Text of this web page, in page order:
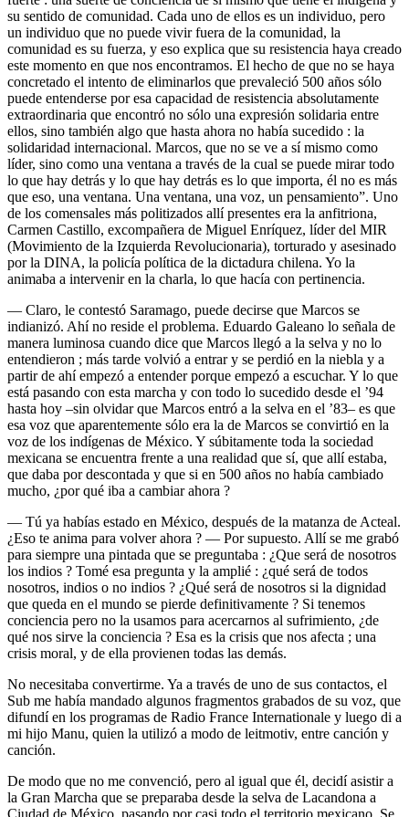
su sentido de comunidad. Cada uno de ellos es un individuo, pero
un individuo que no puede vivir fuera de la comunidad, la
comunidad es su fuerza, y eso explica que su resistencia haya creado
este momento en que nos encontramos. El hecho de que no se haya
concretado el intento de eliminarlos que prevaleció 500 años sólo
puede entenderse por esa capacidad de resistencia absolutamente
extraordinaria que encontró no sólo una expresión solidaria entre
ellos, sino también algo que hasta ahora no había sucedido : la
solidaridad internacional. Marcos, que no se ve a sí mismo como
líder, sino como una ventana a través de la cual se puede mirar todo
lo que hay detrás y lo que hay detrás es lo que importa, él no es más
que eso, una ventana. Una ventana, una voz, un pensamiento”. Uno
de los comensales más politizados allí presentes era la anfitriona,
Carmen Castillo, excompañera de Miguel Enríquez, líder del MIR
(Movimiento de la Izquierda Revolucionaria), torturado y asesinado
por la DINA, la policía política de la dictadura chilena. Yo la
animaba a intervenir en la charla, lo que hacía con pertinencia.
— Claro, le contestó Saramago, puede decirse que Marcos se
indianizó. Ahí no reside el problema. Eduardo Galeano lo señala de
manera luminosa cuando dice que Marcos llegó a la selva y no lo
entendieron ; más tarde volvió a entrar y se perdió en la niebla y a
partir de ahí empezó a entender porque empezó a escuchar. Y lo que
está pasando con esta marcha y con todo lo sucedido desde el ’94
hasta hoy –sin olvidar que Marcos entró a la selva en el ’83– es que
esa voz que aparentemente sólo era la de Marcos se convirtió en la
voz de los indígenas de México. Y súbitamente toda la sociedad
mexicana se encuentra frente a una realidad que sí, que allí estaba,
que daba por descontada y que si en 500 años no había cambiado
mucho, ¿por qué iba a cambiar ahora ?
— Tú ya habías estado en México, después de la matanza de Acteal.
¿Eso te anima para volver ahora ? — Por supuesto. Allí se me grabó
para siempre una pintada que se preguntaba : ¿Que será de nosotros
los indios ? Tomé esa pregunta y la amplié : ¿qué será de todos
nosotros, indios o no indios ? ¿Qué será de nosotros si la dignidad
que queda en el mundo se pierde definitivamente ? Si tenemos
conciencia pero no la usamos para acercarnos al sufrimiento, ¿de
qué nos sirve la conciencia ? Esa es la crisis que nos afecta ; una
crisis moral, y de ella provienen todas las demás.
No necesitaba convertirme. Ya a través de uno de sus contactos, el
Sub me había mandado algunos fragmentos grabados de su voz, que
difundí en los programas de Radio France Internationale y luego di a
mi hijo Manu, quien la utilizó a modo de leitmotiv, entre canción y
canción.
De modo que no me convenció, pero al igual que él, decidí asistir a
la Gran Marcha que se preparaba desde la selva de Lacandona a
Ciudad de México, pasando por casi todo el territorio mexicano. Se